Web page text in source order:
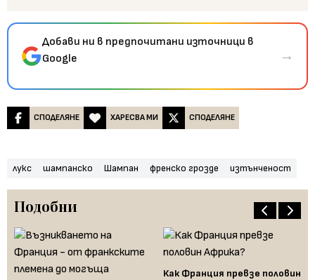
Добави ни в предпочитани източници в
Google
→
СПОДЕЛЯНЕ ХАРЕСВА МИ СПОДЕЛЯНЕ
лукс шампанско Шампан френско грозде изтънченост
Подобни
Как Франция превзе половин